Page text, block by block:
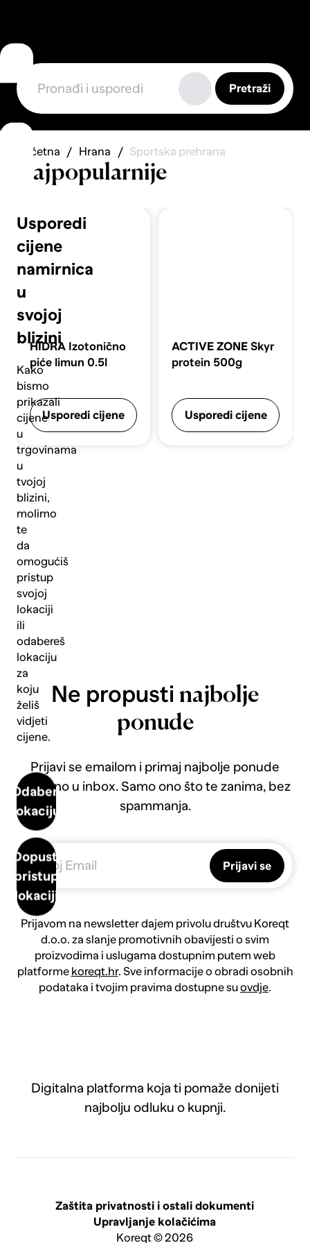
Usporedi
cijene
namirnica
u
svojoj
blizini
Kako
bismo
prikazali
cijene
u
trgovinama
u
tvojoj
blizini,
molimo
te
da
omogućiš
pristup
svojoj
lokaciji
ili
odabereš
lokaciju
za
koju
želiš
vidjeti
cijene.
Odaberi
lokaciju
Dopusti
pristup
lokaciji
Pretraži
Početna Hrana Sportska prehrana
Najpopularnije
HIDRA Izotonično
piće limun 0.5l
Usporedi cijene
ACTIVE ZONESkyr
protein 500g
Usporedi cijene
Ne propusti najbolje
ponude
Prijavi se emailom i primaj najbolje ponude
direktno u inbox. Samo ono što te zanima, bez
spammanja.
Prijavi se
Prijavom na newsletter dajem privolu društvu Koreqt
d.o.o. za slanje promotivnih obavijesti o svim
proizvodima i uslugama dostupnim putem web
platforme koreqt.hr. Sve informacije o obradi osobnih
podataka i tvojim pravima dostupne suovdje.
Digitalna platforma koja ti pomaže donijeti
najbolju odluku o kupnji.
Zaštita privatnosti i ostali dokumenti
Upravljanje kolačićima
Koreqt © 2026